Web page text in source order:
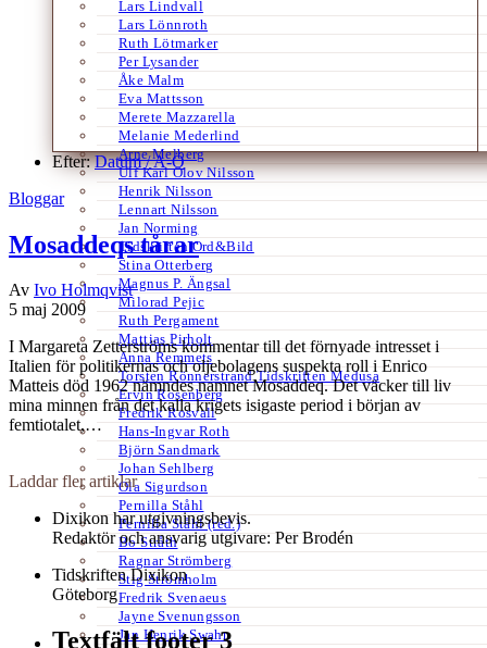
Lars Lindvall
Lars Lönnroth
Ruth Lötmarker
Per Lysander
Åke Malm
Eva Mattsson
Merete Mazzarella
Melanie Mederlind
Arne Melberg
Ulf Karl Olov Nilsson
Henrik Nilsson
Lennart Nilsson
Jan Norming
Tidskriften Ord&Bild
Stina Otterberg
Magnus P. Ängsal
Milorad Pejic
Ruth Pergament
Mattias Pirholt
Anna Remmets
Torsten Rönnerstrand Tidskriften Medusa
Ervin Rosenberg
Fredrik Rosvall
Hans-Ingvar Roth
Björn Sandmark
Johan Sehlberg
Ola Sigurdson
Pernilla Ståhl
Pernilla Ståhl (red.)
Bo Stråth
Ragnar Strömberg
Stig Strömholm
Fredrik Svenaeus
Jayne Svenungsson
Jan Henrik Swahn
Efter:Datum /A-Ö
Bloggar
Mosaddeqs tårar
Av Ivo Holmqvist
5 maj 2009
I Margareta Zetterströms kommentar till det förnyade intresset i
Italien för politikernas och oljebolagens suspekta roll i Enrico
Matteis död 1962 nämndes namnet Mosaddeq. Det väcker till liv
mina minnen från det kalla krigets isigaste period i början av
femtiotalet,…
Laddar fler artiklar
Dixikon har utgivningsbevis.
Redaktör och ansvarig utgivare: Per Brodén
Tidskriften Dixikon
Göteborg
Textfält footer 3